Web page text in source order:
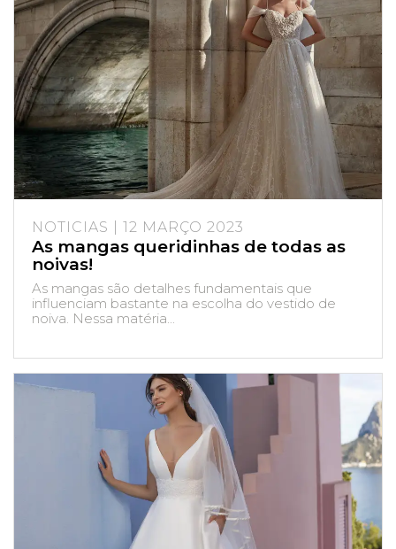
NOTICIAS | 12 MARÇO 2023
As mangas queridinhas de todas as
noivas!
As mangas são detalhes fundamentais que
influenciam bastante na escolha do vestido de
noiva. Nessa matéria...